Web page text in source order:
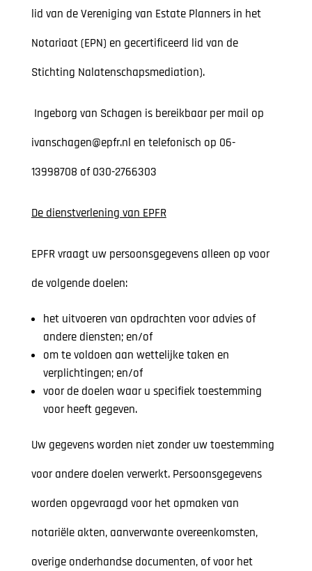
lid van de Vereniging van Estate Planners in het
Notariaat (EPN) en gecertificeerd lid van de
Stichting Nalatenschapsmediation).
Ingeborg van Schagen is bereikbaar per mail op
ivanschagen@epfr.nl en telefonisch op 06-
13998708 of 030-2766303
De dienstverlening van EPFR
EPFR vraagt uw persoonsgegevens alleen op voor
de volgende doelen:
het uitvoeren van opdrachten voor advies of
andere diensten; en/of
om te voldoen aan wettelijke taken en
verplichtingen; en/of
voor de doelen waar u specifiek toestemming
voor heeft gegeven.
Uw gegevens worden niet zonder uw toestemming
voor andere doelen verwerkt. Persoonsgegevens
worden opgevraagd voor het opmaken van
notariële akten, aanverwante overeenkomsten,
overige onderhandse documenten, of voor het